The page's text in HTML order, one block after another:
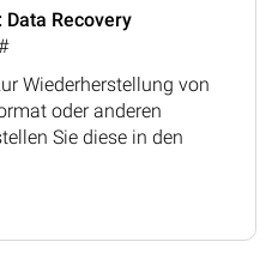
Recovery
Wiederherstellung von
oder anderen
Sie diese in den